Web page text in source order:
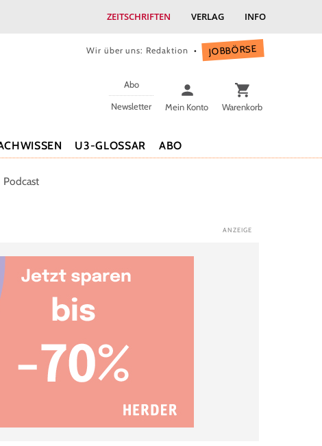
ZEITSCHRIFTEN VERLAG INFO
Wir über uns: Redaktion JOBBÖRSE
Abo
Newsletter
Mein Konto Warenkorb
U3-GLOSSAR ABO
Podcast